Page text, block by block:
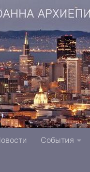
Церкви
События